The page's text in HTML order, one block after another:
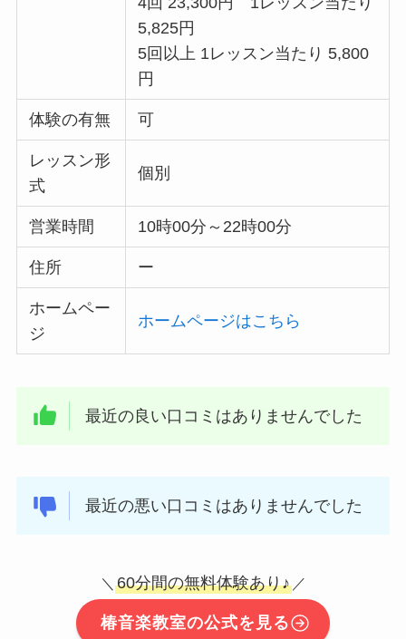
5,825円
5回以上 1レッスン当たり 5,800
円
体験の有無 可
レッスン形
式
個別
営業時間 10時00分～22時00分
住所 ー
ホームペー
ジ
ホームページはこちら
最近の良い口コミはありませんでした
最近の悪い口コミはありませんでした
＼ 60分間の無料体験あり♪／
椿音楽教室の公式を見る